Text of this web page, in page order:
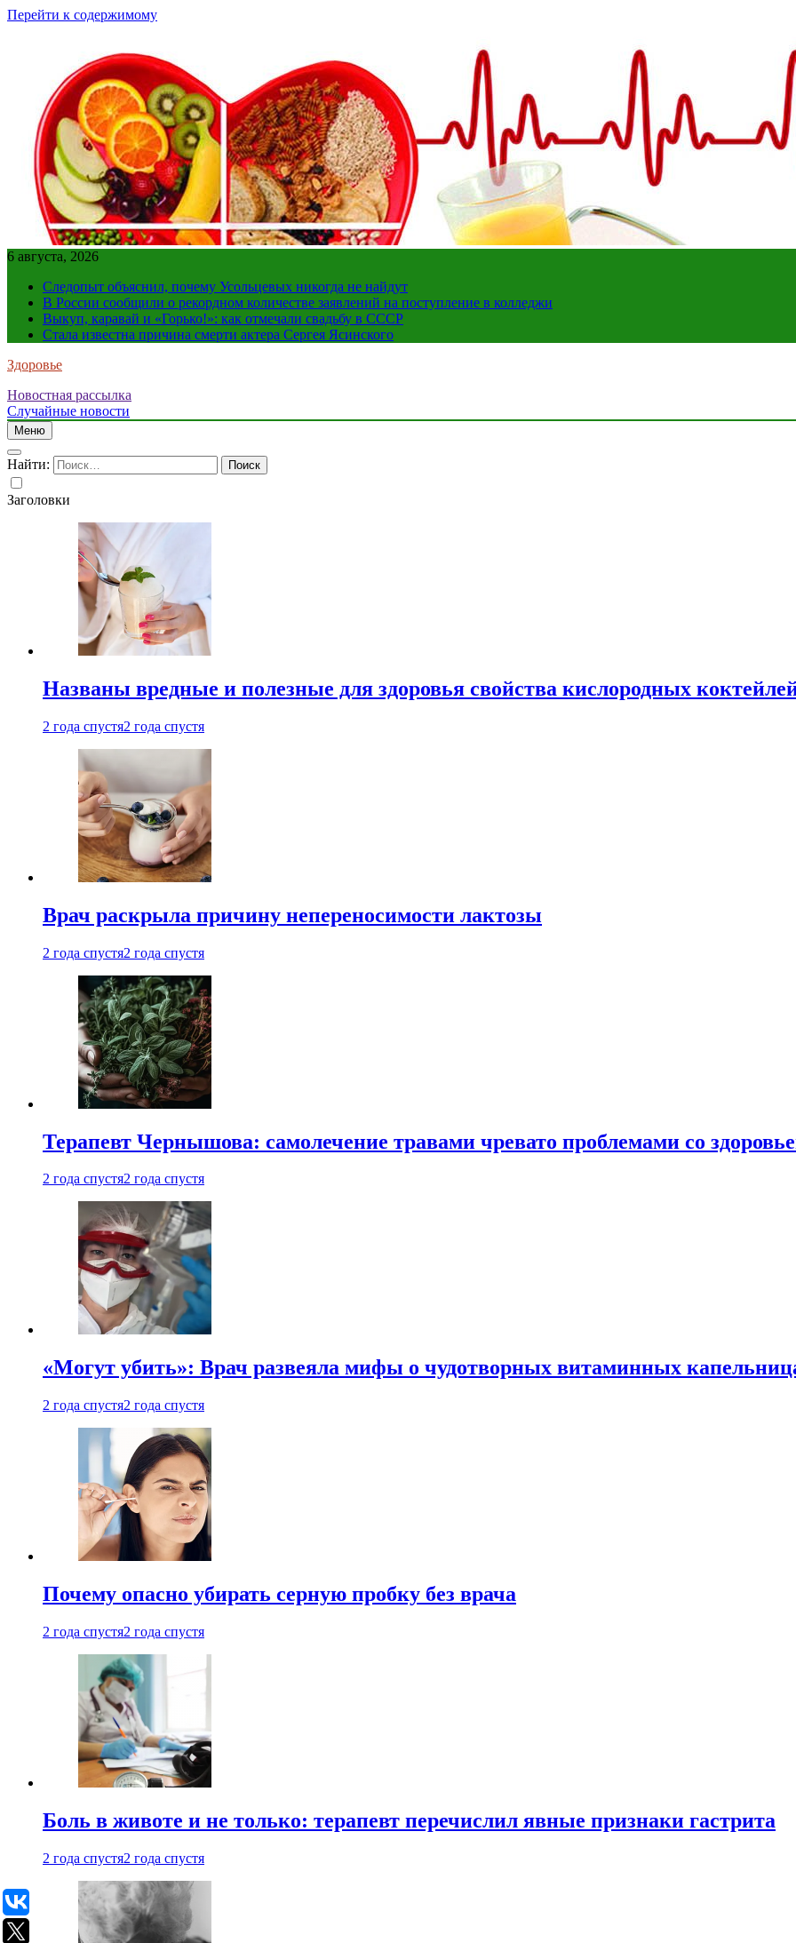
Перейти к содержимому
6 августа, 2026
Следопыт объяснил, почему Усольцевых никогда не найдут
В России сообщили о рекордном количестве заявлений на поступление в колледжи
Выкуп, каравай и «Горько!»: как отмечали свадьбу в СССР
Стала известна причина смерти актера Сергея Ясинского
Здоровье
Новостная рассылка
Случайные новости
Меню
Найти:
Заголовки
Названы вредные и полезные для здоровья свойства кислородных
2 года спустя2 года спустя
Врач раскрыла причину непереносимости лактозы
2 года спустя2 года спустя
Терапевт Чернышова: самолечение травами чревато проблемами со
2 года спустя2 года спустя
«Могут убить»: Врач развеяла мифы о чудотворных витаминных
2 года спустя2 года спустя
Почему опасно убирать серную пробку без врача
2 года спустя2 года спустя
Боль в животе и не только: терапевт перечислил явные признаки гастрита
2 года спустя2 года спустя